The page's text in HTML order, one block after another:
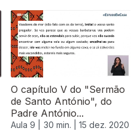
O capítulo V do "Sermão
de Santo António", do
Padre António...
Aula 9 | 30 min. | 15 dez. 2020